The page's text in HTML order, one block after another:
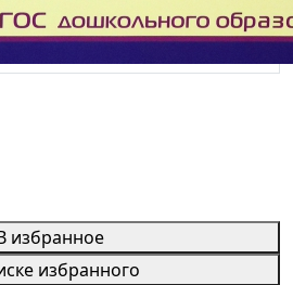
избранное
избранного